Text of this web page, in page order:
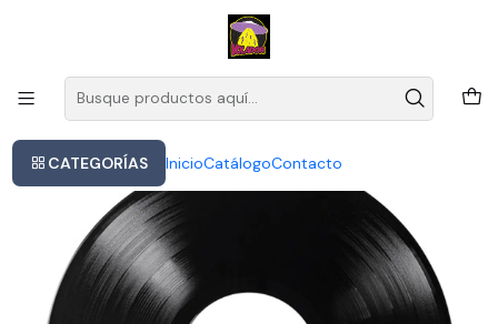
CATEGORÍAS InicioCatálogoContacto
Este es el texto del slide